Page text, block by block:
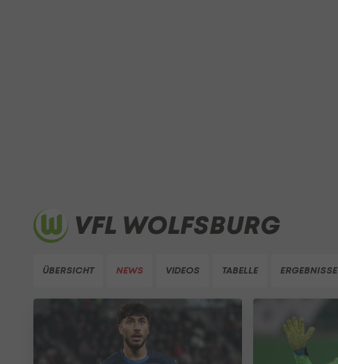
VFL WOLFSBURG
ÜBERSICHT NEWS VIDEOS TABELLE ERGEBNISSE